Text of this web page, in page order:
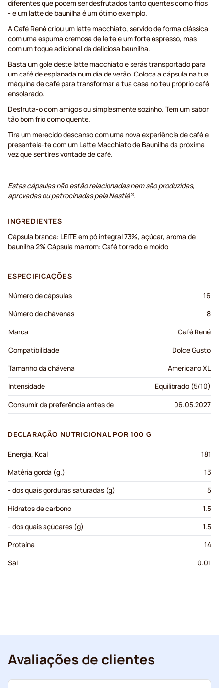
diferentes que podem ser desfrutados tanto quentes como frios
- e um latte de baunilha é um ótimo exemplo.
A Café René criou um latte macchiato, servido de forma clássica
com uma espuma cremosa de leite e um forte espresso, mas
com um toque adicional de deliciosa baunilha.
Basta um gole deste latte macchiato e serás transportado para
um café de esplanada num dia de verão. Coloca a cápsula na tua
máquina de café para transformar a tua casa no teu próprio café
ensolarado.
Desfruta-o com amigos ou simplesmente sozinho. Tem um sabor
tão bom frio como quente.
Tira um merecido descanso com uma nova experiência de café e
presenteia-te com um Latte Macchiato de Baunilha da próxima
vez que sentires vontade de café.
Estas cápsulas não estão relacionadas nem são produzidas,
aprovadas ou patrocinadas pela Nestlé®.
INGREDIENTES
Cápsula branca: LEITE em pó integral 73%, açúcar, aroma de
baunilha 2% Cápsula marrom: Café torrado e moído
ESPECIFICAÇÕES
Número de cápsulas
16
Número de chávenas
8
Marca
Café René
Compatibilidade
Dolce Gusto
Tamanho da chávena
Americano XL
Intensidade
Equilibrado (5/10)
Consumir de preferência antes de
06.05.2027
DECLARAÇÃO NUTRICIONAL POR 100 G
Energia, Kcal
181
Matéria gorda (g.)
13
- dos quais gorduras saturadas (g)
5
Hidratos de carbono
1.5
- dos quais açúcares (g)
1.5
Proteína
14
Sal
0.01
Avaliações de clientes